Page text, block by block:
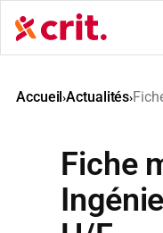
Aller
au
contenu
Accueil›Actualités›
Fiche